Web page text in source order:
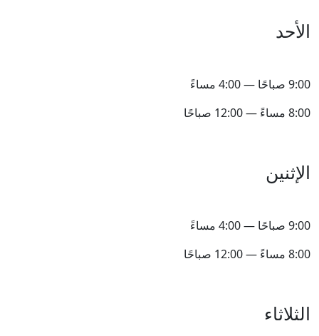
الأحد
9:00 صباحًا — 4:00 مساءً
8:00 مساءً — 12:00 صباحًا
الإثنين
9:00 صباحًا — 4:00 مساءً
8:00 مساءً — 12:00 صباحًا
الثلاثاء